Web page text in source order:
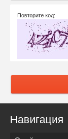
Повторите код:
Навигация